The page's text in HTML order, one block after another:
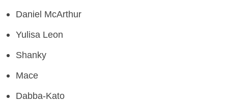
Daniel McArthur
Yulisa Leon
Shanky
Mace
Dabba-Kato